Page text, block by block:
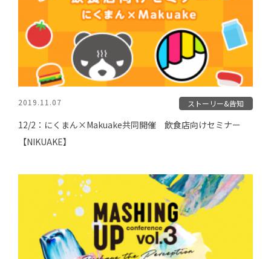
2019.11.07 ストーリー&告知
12/2：にくまん×Makuake共同開催 飲食店向けセミナー
【NIKUAKE】